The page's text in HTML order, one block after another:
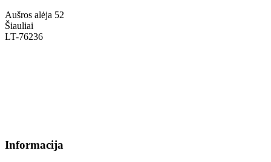
Aušros alėja 52
Šiauliai
LT-76236
Informacija